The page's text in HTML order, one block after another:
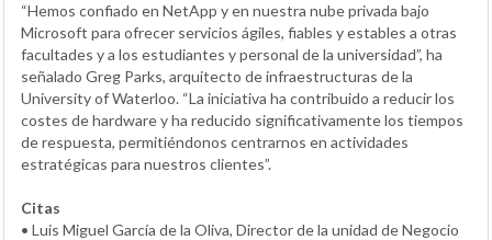
“Hemos confiado en NetApp y en nuestra nube privada bajo
Microsoft para ofrecer servicios ágiles, fiables y estables a otras
facultades y a los estudiantes y personal de la universidad”, ha
señalado Greg Parks, arquitecto de infraestructuras de la
University of Waterloo. “La iniciativa ha contribuido a reducir los
costes de hardware y ha reducido significativamente los tiempos
de respuesta, permitiéndonos centrarnos en actividades
estratégicas para nuestros clientes”.
Citas
• Luis Miguel García de la Oliva, Director de la unidad de Negocio